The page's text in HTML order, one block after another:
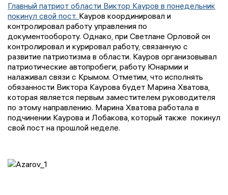
Главный патриот области Виктор Кауров в понедельник
покинул свой пост. Кауров координировал и
контролировал работу управления по
документообороту. Однако, при Светлане Орловой он
контролировал и курировал работу, связанную с
развитие патриотизма в области. Кауров организовывал
патриотические автопробеги, работу Юнармии и
налаживал связи с Крымом. Отметим, что исполнять
обязанности Виктора Каурова будет Марина Хватова,
которая является первым заместителем руководителя
по этому направлению. Марина Хватова работала в
подчинении Каурова и Лобакова, который также покинул
свой пост на прошлой неделе.